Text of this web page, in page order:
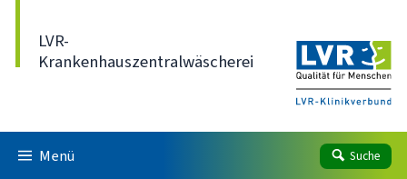
LVR-
Krankenhauszentralwäscherei
Menü Suche